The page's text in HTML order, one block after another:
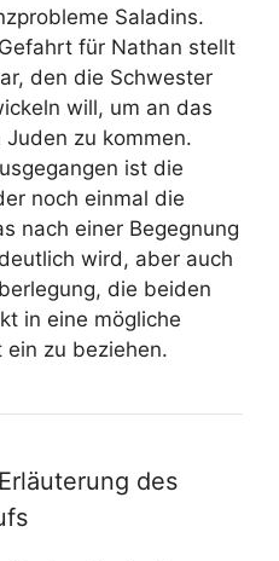
Saladins.
für Nathan stellt
den die Schwester
will, um an das
zu kommen.
ist die
noch einmal die
nach einer Begegnung
wird, aber auch
die beiden
in eine mögliche
ein zu beziehen.
des